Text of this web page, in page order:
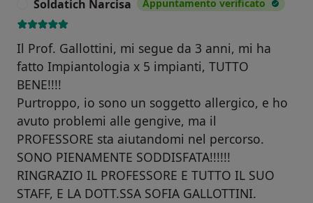
Soldatich Narcisa Appuntamento verificato
Il Prof. Gallottini, mi segue da 3 anni, mi ha
fatto Impiantologia x 5 impianti, TUTTO
BENE!!!!
Purtroppo, io sono un soggetto allergico, e ho
avuto problemi alle gengive, ma il
PROFESSORE sta aiutandomi nel percorso.
SONO PIENAMENTE SODDISFATA!!!!!!
RINGRAZIO IL PROFESSORE E TUTTO IL SUO
STAFF, E LA DOTT.SSA SOFIA GALLOTTINI.